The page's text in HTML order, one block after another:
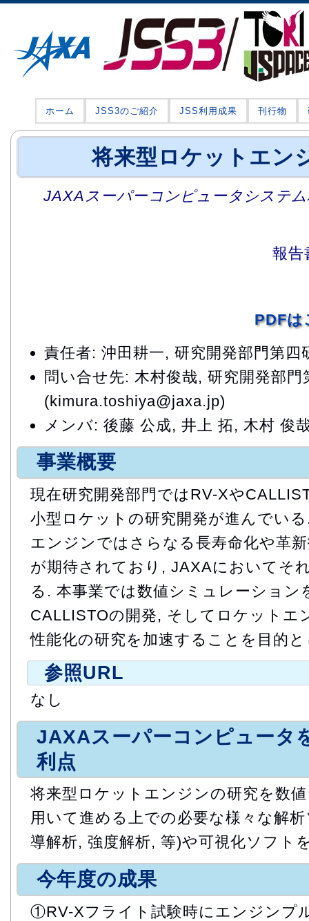
ホーム JSS3のご紹介 JSS利用成果 刊行物
将来型ロケットエン
JAXAスーパーコンピュータシステ
報告
PDFは
責任者: 沖田耕一, 研究開発部門第四
問い合せ先: 木村俊哉, 研究開発部
(kimura.toshiya@jaxa.jp)
メンバ: 後藤 公成, 井上 拓, 木村 俊
事業概要
現在研究開発部門ではRV-Xや
小型ロケットの研究開発が進んでい
エンジンではさらなる長寿命化や革
が期待されており, JAXAにおいてそ
る. 本事業では数値シミュレーション
CALLISTOの開発, そしてロケットエ
性能化の研究を加速することを目的
参照URL
なし
JAXAスーパーコンピュータ
利点
将来型ロケットエンジンの研究を数
用いて進める上での必要な様々な解
導解析, 強度解析, 等)や可視化ソフト
今年度の成果
①RV-Xフライト試験時にエンジンプ